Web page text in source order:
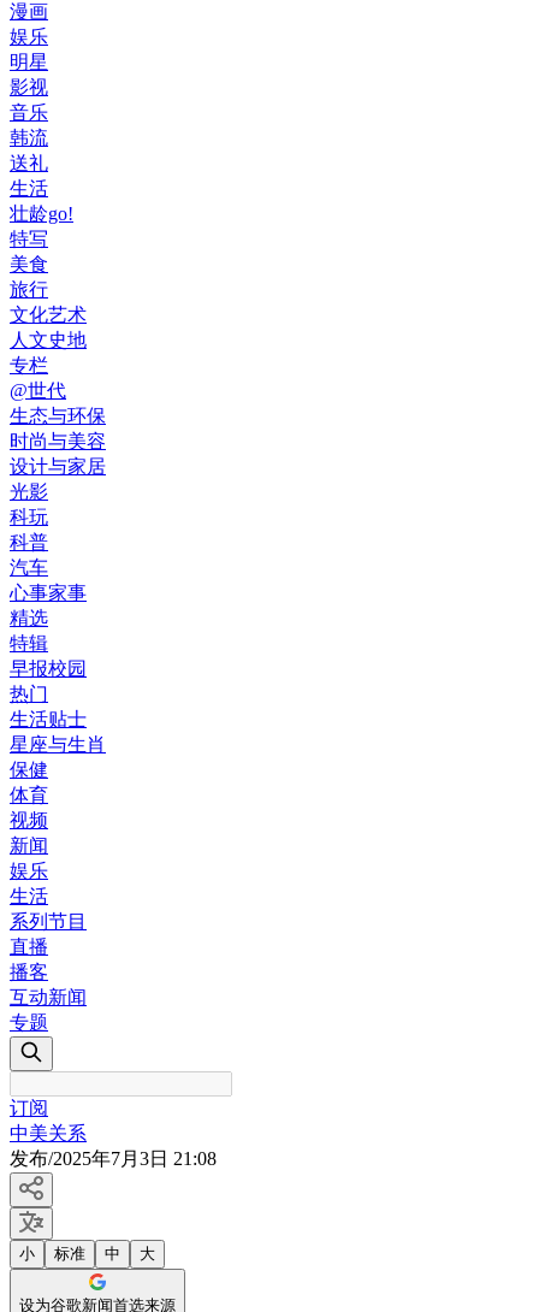
漫画
娱乐
明星
影视
音乐
韩流
送礼
生活
壮龄go!
特写
美食
旅行
文化艺术
人文史地
专栏
@世代
生态与环保
时尚与美容
设计与家居
光影
科玩
科普
汽车
心事家事
精选
特辑
早报校园
热门
生活贴士
星座与生肖
保健
体育
视频
新闻
娱乐
生活
系列节目
直播
播客
互动新闻
专题
订阅
中美关系
发布/2025年7月3日 21:08
小 标准 中 大
设为谷歌新闻首选来源